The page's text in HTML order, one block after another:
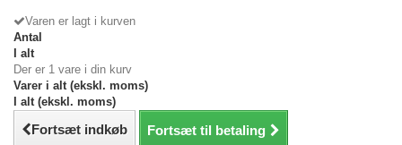
Varen er lagt i kurven
Antal
I alt
Der er 1 vare i din kurv
Varer i alt (ekskl. moms)
I alt (ekskl. moms)
Fortsæt indkøb Fortsæt til betaling